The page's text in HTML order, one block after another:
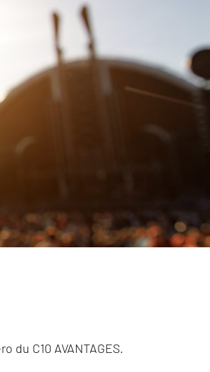
C10 AVANTAGES.